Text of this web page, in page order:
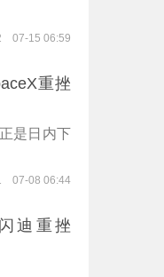
07-15 06:59
重挫
是日内下
07-08 06:44
迪重挫